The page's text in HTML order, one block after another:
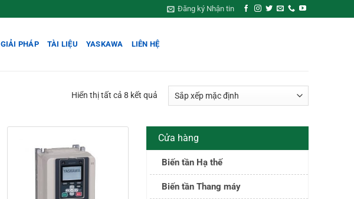
Đăng ký Nhận tin
GIẢI PHÁP TÀI LIỆU YASKAWA LIÊN HỆ
Hiển thị tất cả 8 kết quả
Cửa hàng
Biến tần Hạ thế
Biến tần Thang máy